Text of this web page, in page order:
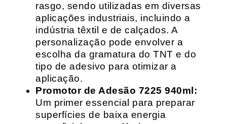
rasgo, sendo utilizadas em diversas
aplicações industriais, incluindo a
indústria têxtil e de calçados. A
personalização pode envolver a
escolha da gramatura do TNT e do
tipo de adesivo para otimizar a
aplicação.
Promotor de Adesão 7225 940ml:
Um primer essencial para preparar
superfícies de baixa energia